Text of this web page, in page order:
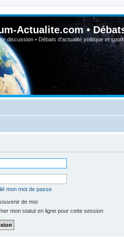
Actualite.com •
discussion • Débats d'actualité politique et sport
mon mot de passe
de moi
mon statut en ligne pour cette session